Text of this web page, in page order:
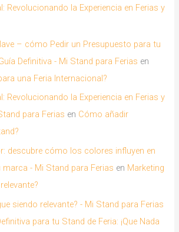
Revolucionando la Experiencia en Ferias y
– cómo Pedir un Presupuesto para tu
Definitiva - Mi Stand para Ferias en
una Feria Internacional?
Revolucionando la Experiencia en Ferias y
para Ferias en Cómo añadir
descubre cómo los colores influyen en
- Mi Stand para Ferias en Marketing
siendo relevante? - Mi Stand para Ferias
para tu Stand de Feria: ¡Que Nada